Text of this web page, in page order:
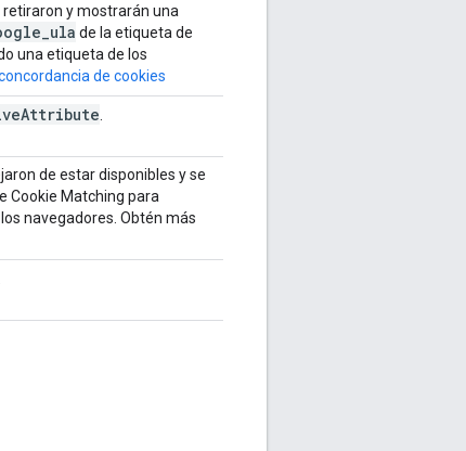
retiraron y mostrarán una
ula de la etiqueta de
una etiqueta de los
de cookies
Attribute
de estar disponibles y se
Cookie Matching para
navegadores. Obtén más